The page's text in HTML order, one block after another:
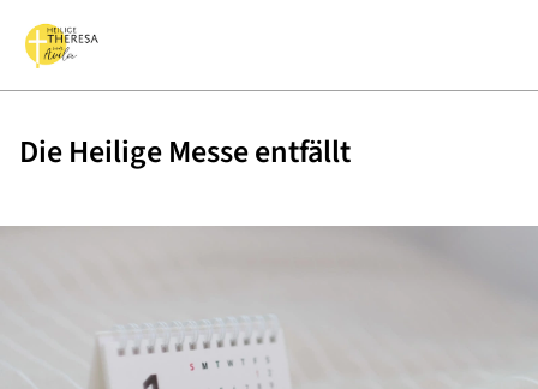
Die Heilige Messe entfällt